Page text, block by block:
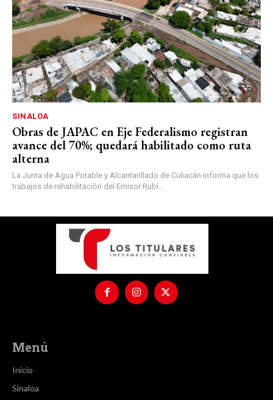
SINALOA
Obras de JAPAC en Eje Federalismo registran
avance del 70%; quedará habilitado como ruta
alterna
La Junta de Agua Potable y Alcantarillado de Culiacán informa que los
trabajos de rehabilitación del Emisor Rubí...
Menú
Inicio
Sinaloa